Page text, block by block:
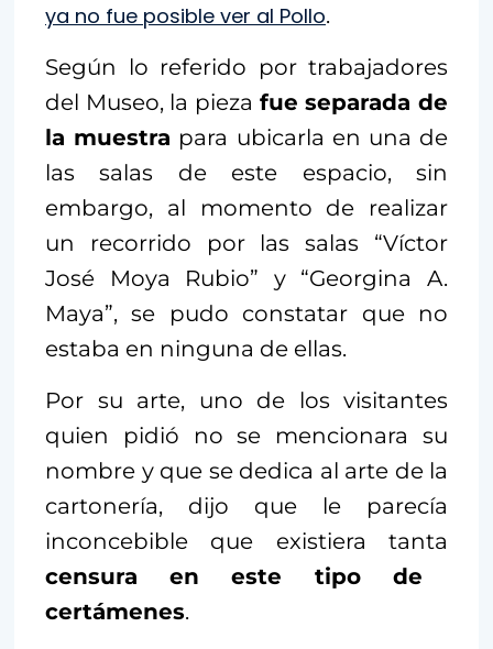
ya no fue posible ver al Pollo.
Según lo referido por trabajadores
del Museo, la pieza fue separada de
la muestra para ubicarla en una de
las salas de este espacio, sin
embargo, al momento de realizar
un recorrido por las salas “Víctor
José Moya Rubio” y “Georgina A.
Maya”, se pudo constatar que no
estaba en ninguna de ellas.
Por su arte, uno de los visitantes
quien pidió no se mencionara su
nombre y que se dedica al arte de la
cartonería, dijo que le parecía
inconcebible que existiera tanta
censura en este tipo de
certámenes.